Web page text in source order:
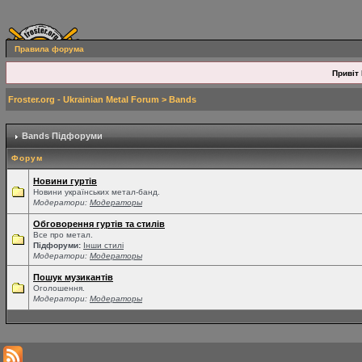
Правила форума
Привіт
Froster.org - Ukrainian Metal Forum > Bands
Bands Підфоруми
Форум
Новини гуртів
Новини українських метал-банд.
Модератори: Модераторы
Обговорення гуртів та стилів
Все про метал.
Підфоруми: Інши стилі
Модератори: Модераторы
Пошук музикантів
Оголошення.
Модератори: Модераторы